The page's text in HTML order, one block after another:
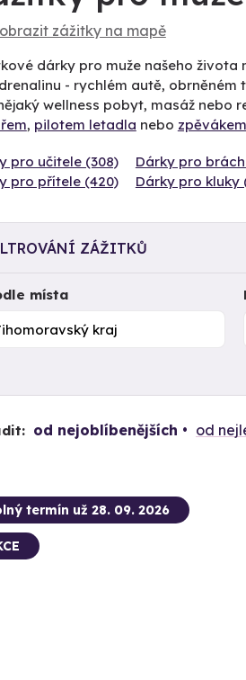
zážitky na mapě
dárky pro muže našeho
- rychlém autě,
wellness pobyt, masáž nebo
, pilotem letadla nebo
pro učitele (308) Dárky pro
pro přítele (420)
Dárky pro kluky
ZÁŽITKŮ
místa
od nejoblíbenějších od
termín už 28. 09. 2026